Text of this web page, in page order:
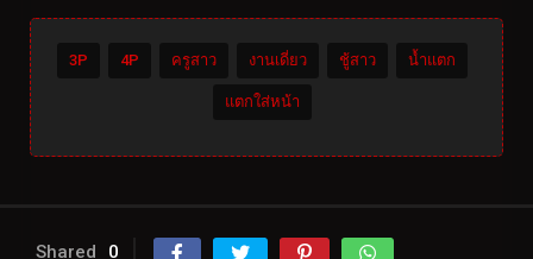
3P 4P ครูสาว งานเดี่ยว ชู้สาว น้ำแตก
แตกใส่หน้า
Shared 0